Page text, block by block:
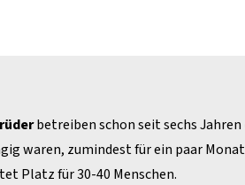
betreiben schon seit sechs Jahren
waren, zumindest für ein paar
Platz für 30-40 Menschen.